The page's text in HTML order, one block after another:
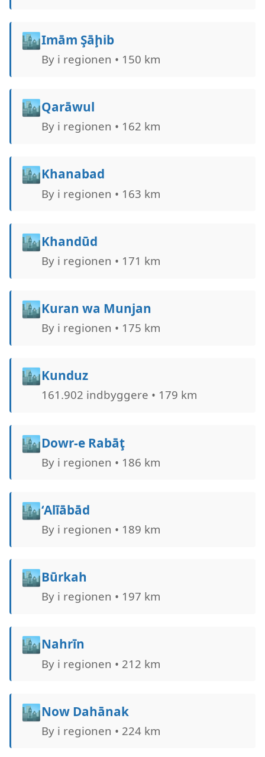
🏙️Imām Şāḩib
By i regionen • 150 km
🏙️Qarāwul
By i regionen • 162 km
🏙️Khanabad
By i regionen • 163 km
🏙️Khandūd
By i regionen • 171 km
🏙️Kuran wa Munjan
By i regionen • 175 km
🏙️Kunduz
161.902 indbyggere • 179 km
🏙️Dowr-e Rabāţ
By i regionen • 186 km
🏙️‘Alīābād
By i regionen • 189 km
🏙️Būrkah
By i regionen • 197 km
🏙️Nahrīn
By i regionen • 212 km
🏙️Now Dahānak
By i regionen • 224 km